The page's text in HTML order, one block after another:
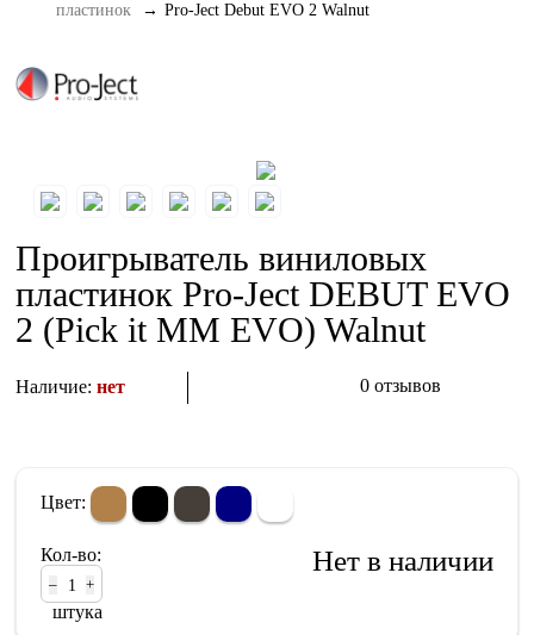
Наушники
Аксессуары
пластинок
Pro-Ject Debut EVO 2 Walnut
Проигрыватель виниловых
пластинок Pro-Ject DEBUT EVO
2 (Pick it MM EVO) Walnut
Наличие:нет 0 отзывов
Цвет:
Кол-во:
– +
штука
Нет в наличии